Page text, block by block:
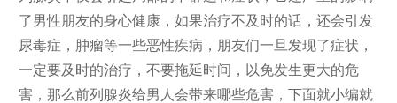
了男性朋友的身心健康，如果治疗不及时的话，还会引发
尿毒症，肿瘤等一些恶性疾病，朋友们一旦发现了症状，
一定要及时的治疗，不要拖延时间，以免发生更大的危
害，那么前列腺炎给男人会带来哪些危害，下面就小编就